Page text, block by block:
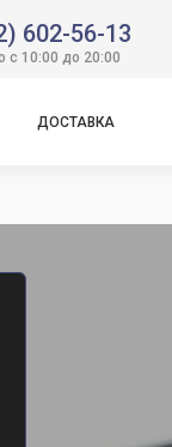
602-56-13
с 10:00 до 20:00
ДОСТАВКА